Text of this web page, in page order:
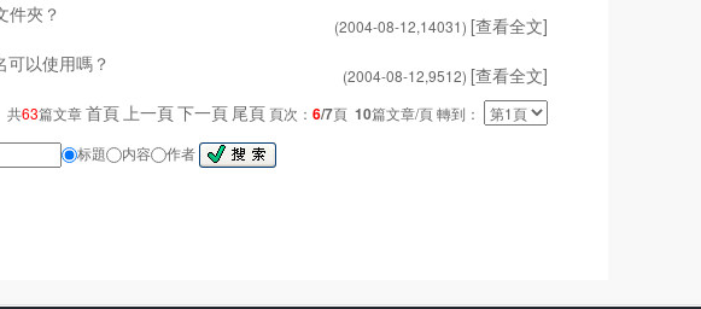
件夾？
(2004-08-12,14031) [查看全文]
以使用嗎？
(2004-08-12,9512) [查看全文]
共63篇文章首頁上一頁下一頁 尾頁 頁次： 6/7頁 10篇文章/頁 轉到：
标題 内容 作者